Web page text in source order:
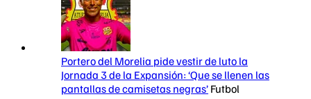
Portero del Morelia pide vestir de luto la
Jornada 3 de la Expansión: ‘Que se llenen las
pantallas de camisetas negras’ Futbol